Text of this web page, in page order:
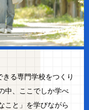
きる専門学校をつくり
中、ここでしか学べ
こと」を学びながら